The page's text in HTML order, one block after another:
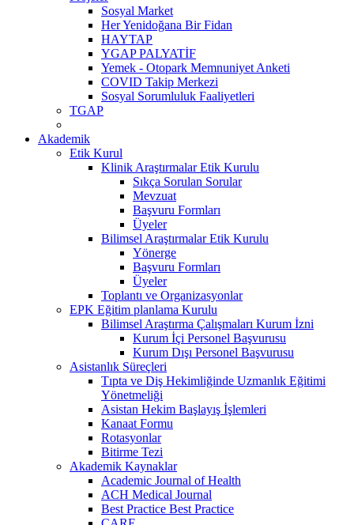
Sosyal Market
Her Yenidoğana Bir Fidan
HAYTAP
YGAP PALYATİF
Yemek - Otopark Memnuniyet Anketi
COVID Takip Merkezi
Sosyal Sorumluluk Faaliyetleri
TGAP
Akademik
Etik Kurul
Klinik Araştırmalar Etik Kurulu
Sıkça Sorulan Sorular
Mevzuat
Başvuru Formları
Üyeler
Bilimsel Araştırmalar Etik Kurulu
Yönerge
Başvuru Formları
Üyeler
Toplantı ve Organizasyonlar
EPK Eğitim planlama Kurulu
Bilimsel Araştırma Çalışmaları Kurum İzni
Kurum İçi Personel Başvurusu
Kurum Dışı Personel Başvurusu
Asistanlık Süreçleri
Tıpta ve Diş Hekimliğinde Uzmanlık Eğitimi
Yönetmeliği
Asistan Hekim Başlayış İşlemleri
Kanaat Formu
Rotasyonlar
Bitirme Tezi
Akademik Kaynaklar
Academic Journal of Health
ACH Medical Journal
Best Practice Best Practice